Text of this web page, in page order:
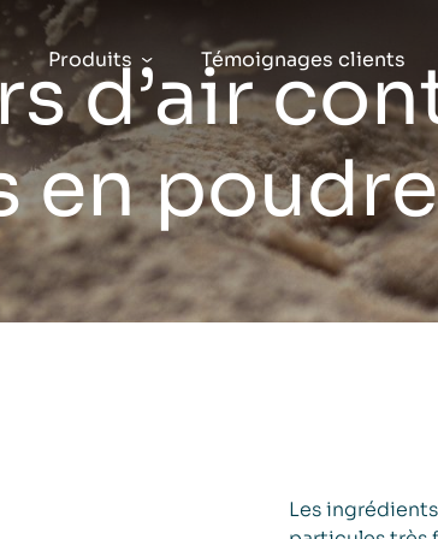
Produits
Témoignages clients
d’air
en poudre
Les